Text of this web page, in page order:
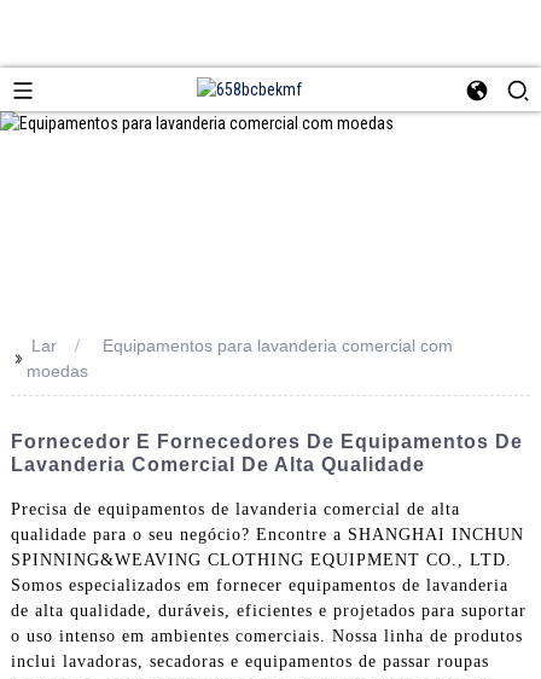
>> Lar
Equipamentos para lavanderia comercial com
moedas
Fornecedor E Fornecedores De Equipamentos De
Lavanderia Comercial De Alta Qualidade
Precisa de equipamentos de lavanderia comercial de alta
qualidade para o seu negócio? Encontre a SHANGHAI INCHUN
SPINNING&WEAVING CLOTHING EQUIPMENT CO., LTD.
Somos especializados em fornecer equipamentos de lavanderia
de alta qualidade, duráveis, eficientes e projetados para suportar
o uso intenso em ambientes comerciais. Nossa linha de produtos
inclui lavadoras, secadoras e equipamentos de passar roupas